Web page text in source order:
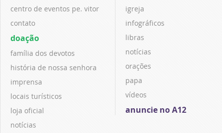
centro de eventos pe. vitor
contato
doação
família dos devotos
história de nossa senhora
imprensa
locais turísticos
loja oficial
notícias
igreja
infográficos
libras
notícias
orações
papa
vídeos
anuncie no A12